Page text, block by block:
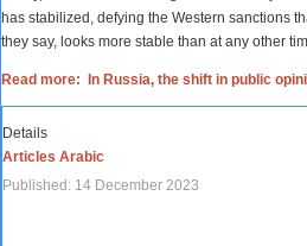
has stabilized, defying the Western sanctions
they say, looks more stable than at any other
Read more: In Russia, the shift in public
Details
Articles Arabic
Published: 14 December 2023